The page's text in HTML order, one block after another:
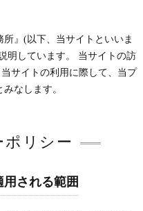
』(以下、当サイトといいま
明しています。 当サイトの訪
サイトの利用に際して、当プ
なします。
リシー
される範囲